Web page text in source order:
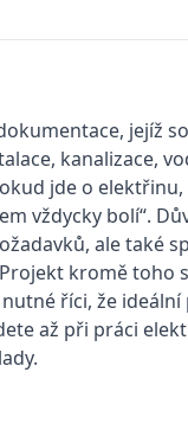
jejíž
kanalizace,
jde o
vždycky bolí“.
ale také
kromě toho
říci, že
až při práci